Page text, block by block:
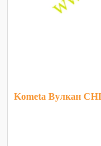
Kometa Вулкан